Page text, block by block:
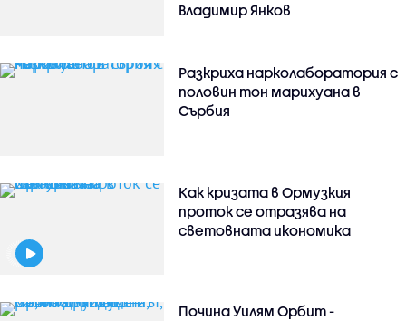
Владимир Янков
Разкриха нарколаборатория с
половин тон марихуана в
Сърбия
Как кризата в Ормузкия
проток се отразява на
световната икономика
Почина Уилям Орбит -